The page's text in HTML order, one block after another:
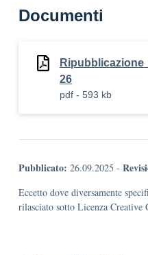
Documenti
26
pdf - 593 kb
Pubblicato: 26.09.2025 -
Eccetto dove diversamente
rilasciato sotto Licenza